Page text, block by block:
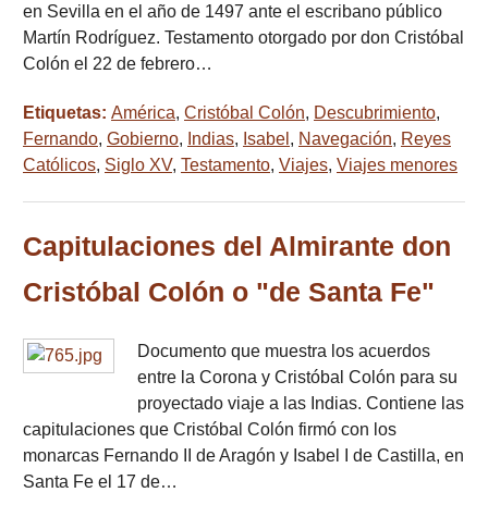
en Sevilla en el año de 1497 ante el escribano público
Martín Rodríguez. Testamento otorgado por don Cristóbal
Colón el 22 de febrero…
Etiquetas: América, Cristóbal Colón, Descubrimiento,
Fernando, Gobierno, Indias, Isabel , Navegación, Reyes
Católicos, Siglo XV, Testamento, Viajes, Viajes menores
Capitulaciones del Almirante don
Cristóbal Colón o "de Santa Fe"
Documento que muestra los acuerdos
entre la Corona y Cristóbal Colón para su
proyectado viaje a las Indias. Contiene las
capitulaciones que Cristóbal Colón firmó con los
monarcas Fernando II de Aragón y Isabel I de Castilla, en
Santa Fe el 17 de…